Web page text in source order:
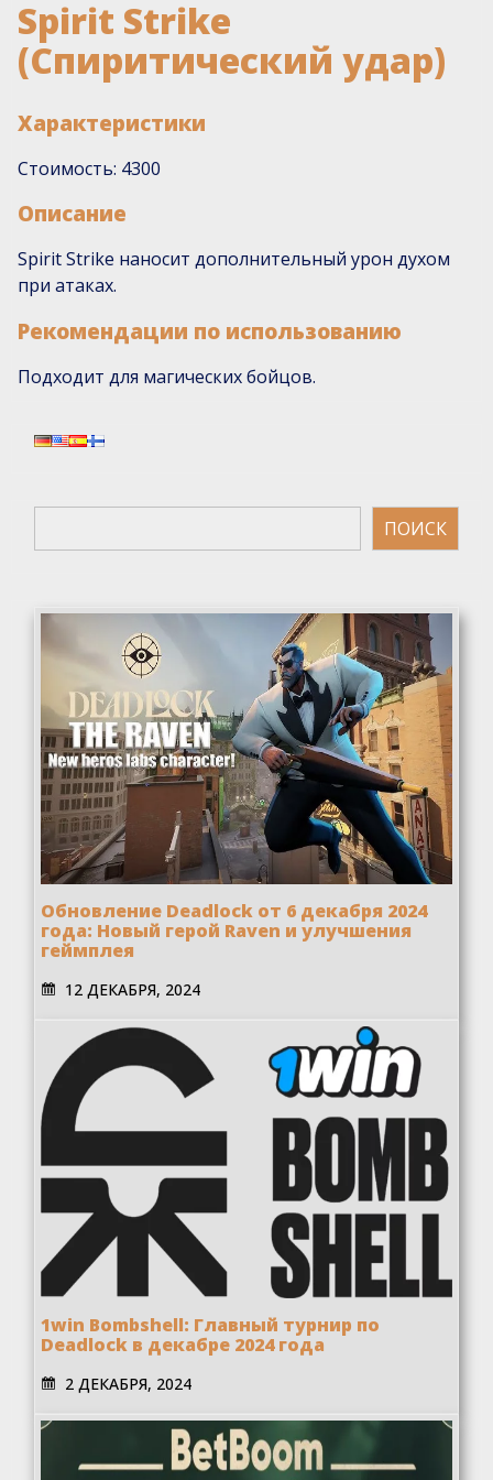
Spirit Strike
(Спиритический удар)
Характеристики
Стоимость: 4300
Описание
Spirit Strike наносит дополнительный урон духом
при атаках.
Рекомендации по использованию
Подходит для магических бойцов.
Поиск
ПОИСК
Обновление Deadlock от 6 декабря 2024
года: Новый герой Raven и улучшения
геймплея
12 ДЕКАБРЯ, 2024
1win Bombshell: Главный турнир по
Deadlock в декабре 2024 года
2 ДЕКАБРЯ, 2024